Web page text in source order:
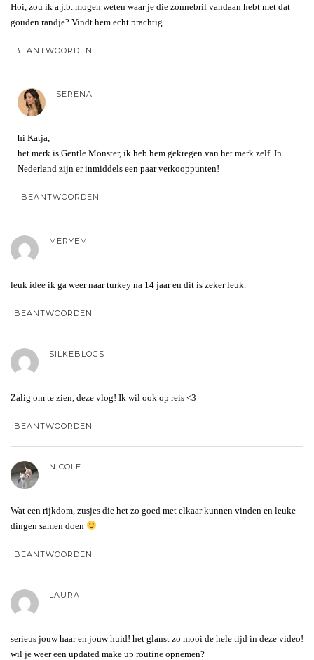
Hoi, zou ik a.j.b. mogen weten waar je die zonnebril vandaan hebt met dat
gouden randje? Vindt hem echt prachtig.
BEANTWOORDEN
SERENA
hi Katja,
het merk is Gentle Monster, ik heb hem gekregen van het merk zelf. In
Nederland zijn er inmiddels een paar verkooppunten!
BEANTWOORDEN
MERYEM
leuk idee ik ga weer naar turkey na 14 jaar en dit is zeker leuk.
BEANTWOORDEN
SILKEBLOGS
Zalig om te zien, deze vlog! Ik wil ook op reis <3
BEANTWOORDEN
NICOLE
Wat een rijkdom, zusjes die het zo goed met elkaar kunnen vinden en leuke
dingen samen doen
BEANTWOORDEN
LAURA
serieus jouw haar en jouw huid! het glanst zo mooi de hele tijd in deze video!
wil je weer een updated make up routine opnemen?